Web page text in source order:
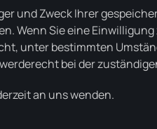
und Zweck Ihrer
Wenn Sie eine
unter bestimmten
bei der
an uns wenden.